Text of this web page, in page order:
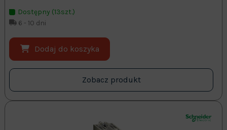
Dostępny (13szt.)
6 - 10 dni
Dodaj do koszyka
Zobacz produkt